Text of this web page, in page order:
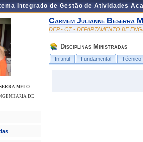
Integrado de Gestão de Atividades
MELO
DE
Carmem Julianne Beserra
DEP - CT - DEPARTAMENTO DE
Disciplinas Ministradas
Infantil Fundamental Técnico